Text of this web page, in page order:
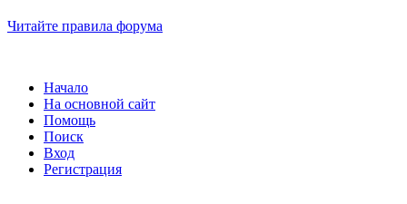
Читайте правила форума
Начало
На основной сайт
Помощь
Поиск
Вход
Регистрация